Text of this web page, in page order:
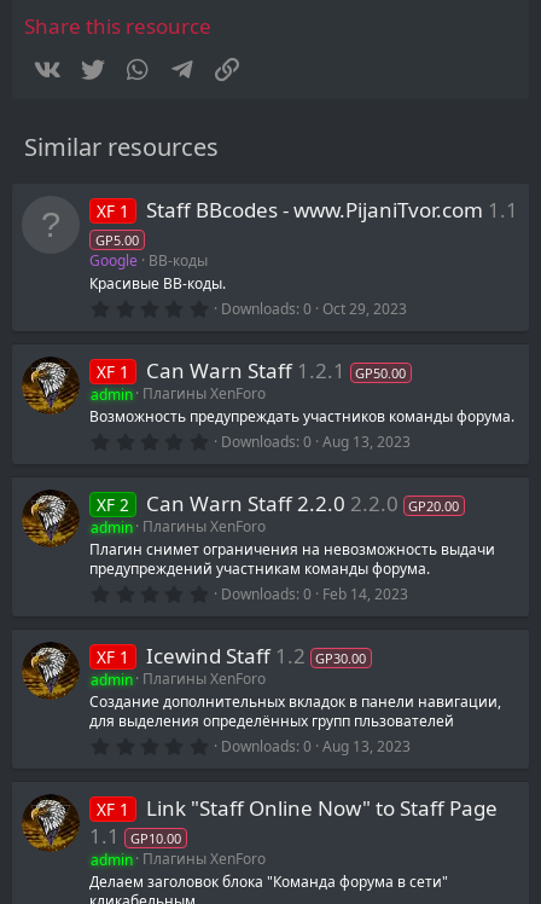
Share this resource
Vkontakte
Twitter WhatsAppTelegram
Similar resources
XF 1 Staff BBcodes - www.PijaniTvor.com 1.1
GP5.00
Google
BB-коды
Красивые BB-коды.
0
0
s
t
a
r
Downloads 0 Oct 29, 2023
XF 1 Can Warn Staff 1.2.1 GP50.00
admin Плагины XenForo
Возможность предупреждать участников команды форума.
0
0
s
t
a
r
(
s
Downloads 0 Aug 13, 2023
XF 2 Can Warn Staff 2.2.0 2.2.0 GP20.00
admin Плагины XenForo
Плагин снимет ограничения на невозможность выдачи
предупреждений участникам команды форума.
0
0
s
t
a
r
(
s
Downloads 0 Feb 14, 2023
XF 1 Icewind Staff 1.2 GP30.00
admin Плагины XenForo
Создание дополнительных вкладок в панели навигации,
для выделения определённых групп пльзователей
0
0
s
r
(
Downloads 0 Aug 13, 2023
XF 1
Link "Staff Online Now" to Staff Page
1.1
GP10.00
admin Плагины XenForo
Делаем заголовок блока "Команда форума в сети"